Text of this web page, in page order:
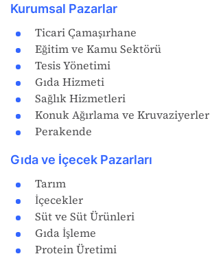
Kurumsal Pazarlar
Ticari Çamaşırhane
Eğitim ve Kamu Sektörü
Tesis Yönetimi
Gıda Hizmeti
Sağlık Hizmetleri
Konuk Ağırlama ve Kruvaziyerler
Perakende
Gıda ve İçecek Pazarları
Tarım
İçecekler
Süt ve Süt Ürünleri
Gıda İşleme
Protein Üretimi